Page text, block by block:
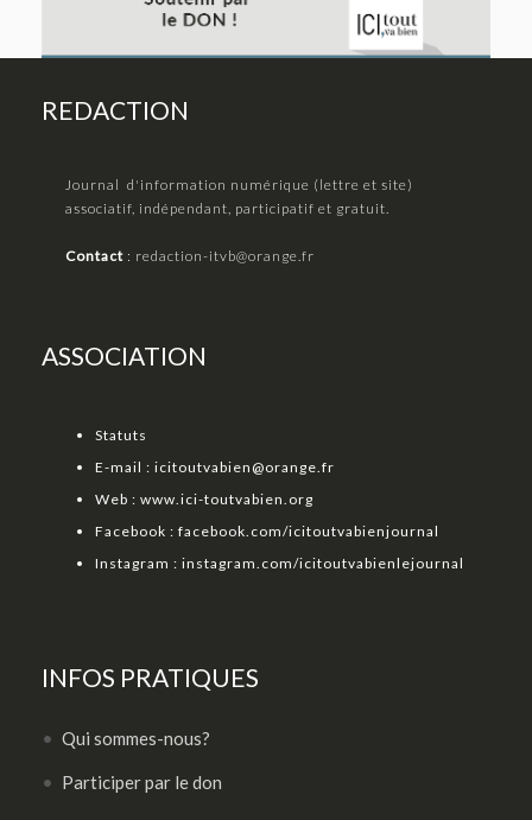
REDACTION
Journal d'information numérique (lettre et site)
associatif, indépendant, participatif et gratuit.
Contact : redaction-itvb@orange.fr
ASSOCIATION
Statuts
E-mail : icitoutvabien@orange.fr
Web : www.ici-toutvabien.org
Facebook : facebook.com/icitoutvabienjournal
Instagram : instagram.com/icitoutvabienlejournal
INFOS PRATIQUES
Qui sommes-nous?
Participer par le don